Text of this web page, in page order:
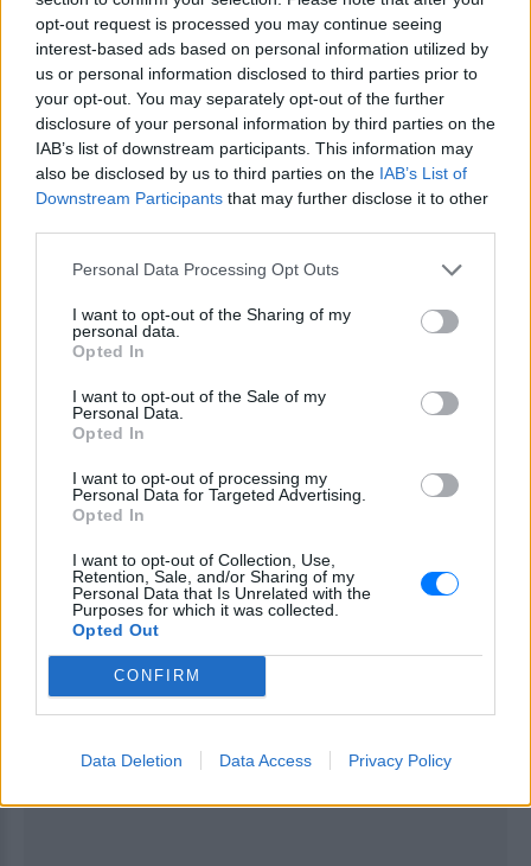
opt-out request is processed you may continue seeing
interest-based ads based on personal information utilized by
us or personal information disclosed to third parties prior to
your opt-out. You may separately opt-out of the further
disclosure of your personal information by third parties on the
IAB’s list of downstream participants. This information may
also be disclosed by us to third parties on the IAB’s List of
Downstream Participants that may further disclose it to other
Personal Data Processing Opt Outs
I want to opt-out of the Sharing of my
personal data.
Opted In
I want to opt-out of the Sale of my
Personal Data.
Opted In
I want to opt-out of processing my
Personal Data for Targeted Advertising.
Opted In
I want to opt-out of Collection, Use,
Retention, Sale, and/or Sharing of my
Personal Data that Is Unrelated with the
Purposes for which it was collected.
Opted Out
CONFIRM
Data Deletion Data Access Privacy Policy
Η Ρωμαϊκή Εποχή είναι για την Αμφίπολη περίοδος
ακμής μέσα στο πλαίσιο της κοσμοκρατορίας των
Ρωμαίων. Σταθμός της Εγνατίας Οδού και
πρωτεύουσα μιας πλούσιας ενδοχώρας, η πόλη
αναπτύσσεται οικονομικά και πολιτιστικά.
Γνωρίζει βέβαια καταστροφές και λεηλασίες αλλά
παραμένει ένα από τα σημαντικά αστικά κέντρα της
Μακεδονίας ως την ύστερη αρχαιότητα. Η ακμή της
πόλης αντικατοπτρίζεται στα μνημειακά κτήρια με
και στα αρχαιολογικά ευρήματα που οι ανασκαφές
έχουν φέρει στο φως.
Πηγή: Πρώτο Θέμα